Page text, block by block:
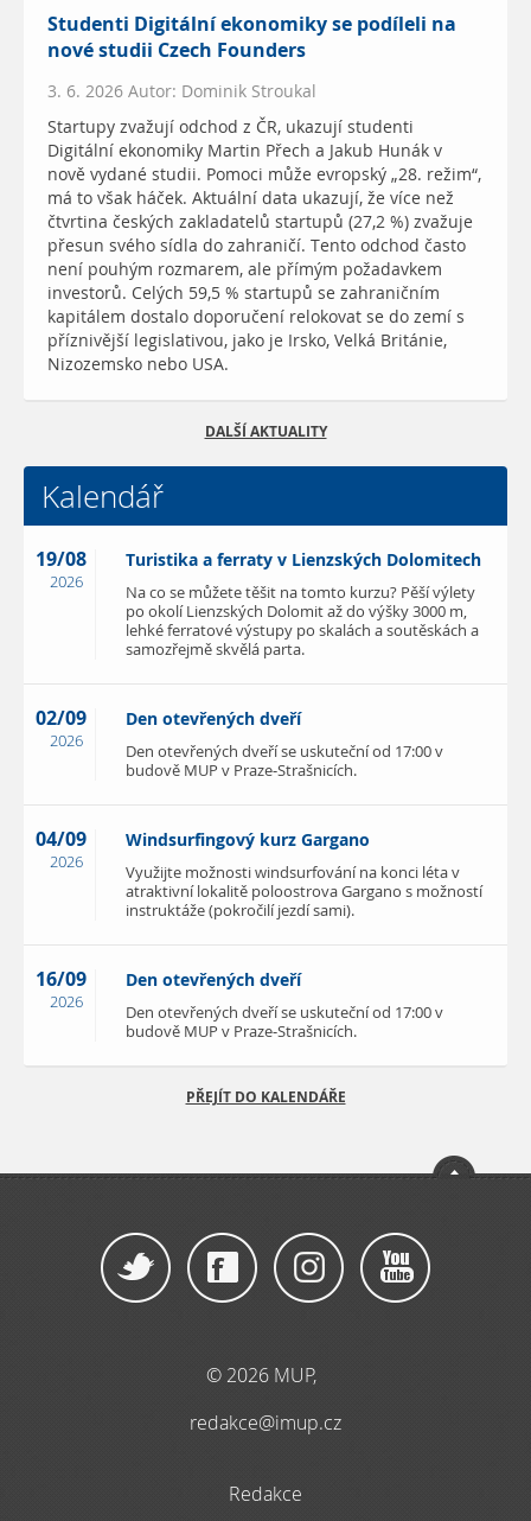
Studenti Digitální ekonomiky se podíleli na
nové studii Czech Founders
3. 6. 2026 Autor: Dominik Stroukal
Startupy zvažují odchod z ČR, ukazují studenti
Digitální ekonomiky Martin Přech a Jakub Hunák v
nově vydané studii. Pomoci může evropský „28. režim“,
má to však háček. Aktuální data ukazují, že více než
čtvrtina českých zakladatelů startupů (27,2 %) zvažuje
přesun svého sídla do zahraničí. Tento odchod často
není pouhým rozmarem, ale přímým požadavkem
investorů. Celých 59,5 % startupů se zahraničním
kapitálem dostalo doporučení relokovat se do zemí s
příznivější legislativou, jako je Irsko, Velká Británie,
Nizozemsko nebo USA.
DALŠÍ AKTUALITY
Kalendář
19/08
2026
Turistika a ferraty v Lienzských Dolomitech
Na co se můžete těšit na tomto kurzu? Pěší výlety
po okolí Lienzských Dolomit až do výšky 3000 m,
lehké ferratové výstupy po skalách a soutěskách a
samozřejmě skvělá parta.
02/09
2026
Den otevřených dveří
Den otevřených dveří se uskuteční od 17:00 v
budově MUP v Praze-Strašnicích.
04/09
2026
Windsurfingový kurz Gargano
Využijte možnosti windsurfování na konci léta v
atraktivní lokalitě poloostrova Gargano s možností
instruktáže (pokročilí jezdí sami).
16/09
2026
Den otevřených dveří
Den otevřených dveří se uskuteční od 17:00 v
budově MUP v Praze-Strašnicích.
PŘEJÍT DO KALENDÁŘE
© 2026 MUP,
redakce@imup.cz
Redakce